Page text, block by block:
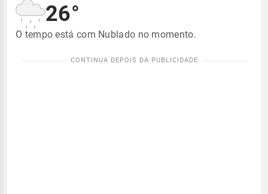
26°
O tempo está com Nublado no momento.